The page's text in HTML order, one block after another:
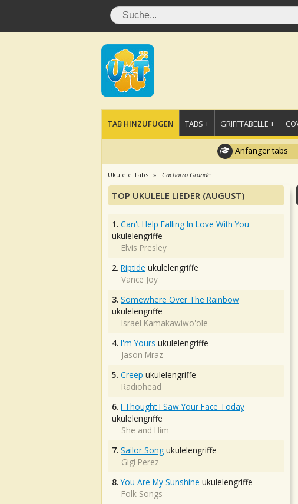
TAB HINZUFÜGEN TABS + GRIFFTABELLE +
Anfänger tabs
Ukulele Tabs Cachorro Grande
TOP UKULELE LIEDER (AUGUST)
1. Can't Help Falling In Love With You
ukulelengriffe
Elvis Presley
2. Riptide ukulelengriffe
Vance Joy
3. Somewhere Over The Rainbow
ukulelengriffe
Israel Kamakawiwo'ole
4. I'm Yours ukulelengriffe
Jason Mraz
5. Creep ukulelengriffe
Radiohead
6. I Thought I Saw Your Face Today
ukulelengriffe
She and Him
7. Sailor Song ukulelengriffe
Gigi Perez
8. You Are My Sunshine ukulelengriffe
Folk Songs